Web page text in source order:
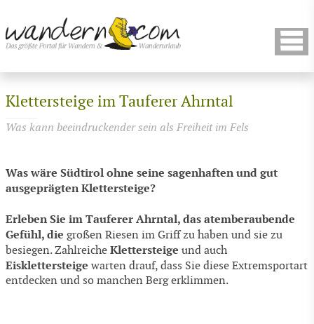
Klettersteige im Tauferer Ahrntal
Was kann beeindruckender sein als Freiheit im Fels
Was wäre Südtirol ohne seine sagenhaften und gut
ausgeprägten Klettersteige?
Erleben Sie im Tauferer Ahrntal, das atemberaubende
Gefühl, die großen Riesen im Griff zu haben und sie zu
besiegen. Zahlreiche Klettersteige und auch
Eisklettersteige warten drauf, dass Sie diese Extremsportart
entdecken und so manchen Berg erklimmen.